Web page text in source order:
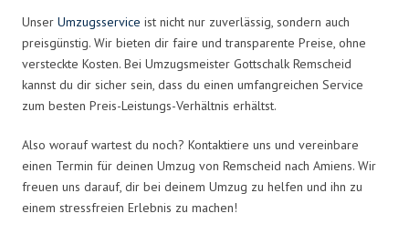
Unser Umzugsservice ist nicht nur zuverlässig, sondern auch
preisgünstig. Wir bieten dir faire und transparente Preise, ohne
versteckte Kosten. Bei Umzugsmeister Gottschalk Remscheid
kannst du dir sicher sein, dass du einen umfangreichen Service
zum besten Preis-Leistungs-Verhältnis erhältst.
Also worauf wartest du noch? Kontaktiere uns und vereinbare
einen Termin für deinen Umzug von Remscheid nach Amiens. Wir
freuen uns darauf, dir bei deinem Umzug zu helfen und ihn zu
einem stressfreien Erlebnis zu machen!